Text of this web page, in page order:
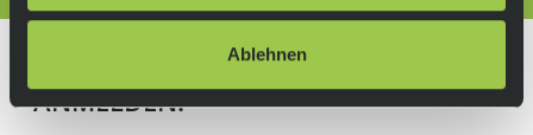
Ablehnen
JETZT FÜR DEN NEWSLETTER
ANMELDEN!